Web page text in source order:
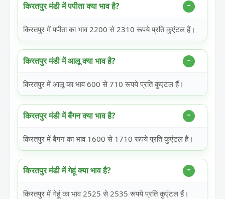
किरतपुर मंडी में पपीता क्या भाव है?
किरतपुर में पपीता का भाव 2200 से 2310 रूपये प्रति कुएंटल हैं।
किरतपुर मंडी में आलू क्या भाव है?
किरतपुर में आलू का भाव 600 से 710 रूपये प्रति कुएंटल हैं।
किरतपुर मंडी में बैंगन क्या भाव है?
किरतपुर में बैंगन का भाव 1600 से 1710 रूपये प्रति कुएंटल हैं।
किरतपुर मंडी में गेहूं क्या भाव है?
किरतपुर में गेहूं का भाव 2525 से 2535 रूपये प्रति कुएंटल हैं।